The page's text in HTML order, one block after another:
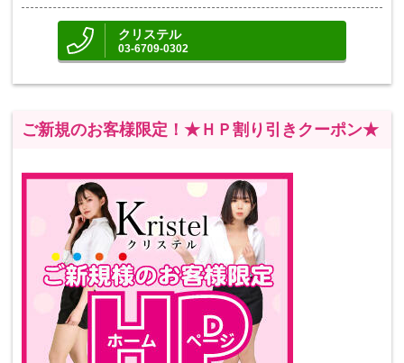
クリステル
03-6709-0302
ご新規のお客様限定！★ＨＰ割り引きクーポン★